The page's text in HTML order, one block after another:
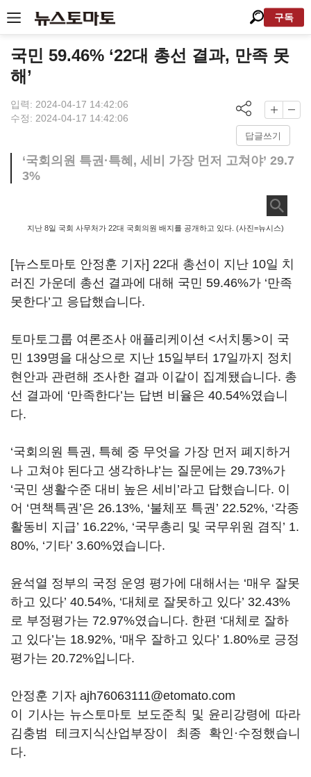
구독
국민 59.46% ‘22대 총선 결과, 만족 못
해’
입력: 2024-04-17 14:42:06
수정: 2024-04-17 14:42:06
답글쓰기
‘국회의원 특권·특혜, 세비 가장 먼저 고쳐야’ 29.7
3%
지난 8일 국회 사무처가 22대 국회의원 배지를 공개하고 있다. (사진=뉴시스)
[뉴스토마토 안정훈 기자] 22대 총선이 지난 10일 치
러진 가운데 총선 결과에 대해 국민 59.46%가 ‘만족
못한다’고 응답했습니다.
토마토그룹 여론조사 애플리케이션 <서치통>이 국
민 139명을 대상으로 지난 15일부터 17일까지 정치
현안과 관련해 조사한 결과 이같이 집계됐습니다. 총
선 결과에 ‘만족한다’는 답변 비율은 40.54%였습니
다.
‘국회의원 특권, 특혜 중 무엇을 가장 먼저 폐지하거
나 고쳐야 된다고 생각하냐’는 질문에는 29.73%가
‘국민 생활수준 대비 높은 세비’라고 답했습니다. 이
어 ‘면책특권’은 26.13%, ‘불체포 특권’ 22.52%, ‘각종
활동비 지급’ 16.22%, ‘국무총리 및 국무위원 겸직’ 1.
80%, ‘기타’ 3.60%였습니다.
윤석열 정부의 국정 운영 평가에 대해서는 ‘매우 잘못
하고 있다’ 40.54%, ‘대체로 잘못하고 있다’ 32.43%
로 부정평가는 72.97%였습니다. 한편 ‘대체로 잘하
고 있다’는 18.92%, ‘매우 잘하고 있다’ 1.80%로 긍정
평가는 20.72%입니다.
안정훈 기자 ajh76063111@etomato.com
이 기사는 뉴스토마토 보도준칙 및 윤리강령에 따라
김충범 테크지식산업부장이 최종 확인·수정했습니
다.